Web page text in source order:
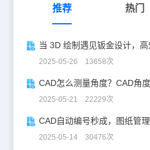
们打开A图纸，在A图纸中新画或删除
们用鼠标点一下蓝色的重载图纸提示
到其他目录，然后重新打开B，会发现
是显示了文件路径和名字。外部参照
定”变成图块，也可以拆离外部参照等
漏引用的图纸导致部分图形不显示。
的图纸，当需要转换或通过网络发送
功能，此功能可自动将与当前图纸相
而避免文件缺失现象。CAD参照命令
推荐 热门
当 3D 绘制遇见钣金设计，高
2025-05-26 13658次
CAD怎么测量角度？CAD角
2025-05-21 22229次
CAD自动编号秒成，图纸管理
2025-05-14 30476次